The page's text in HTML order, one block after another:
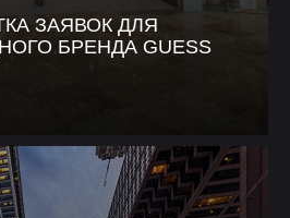
ЗАЯВОК ДЛЯ
БРЕНДА GUESS